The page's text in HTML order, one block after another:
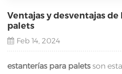
Ventajas y desventajas
palets
Feb 14, 2024
estanterías para paletsson